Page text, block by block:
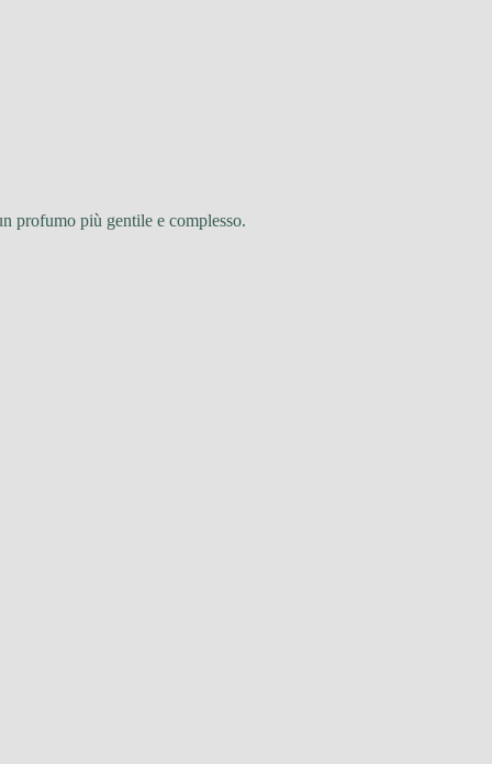
profumo più gentile e complesso.